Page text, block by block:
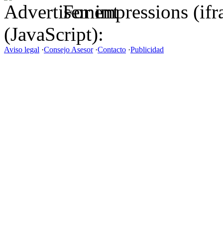
For impressions
(JavaScript):
Aviso legal ·Consejo Asesor·Contacto ·Publicidad